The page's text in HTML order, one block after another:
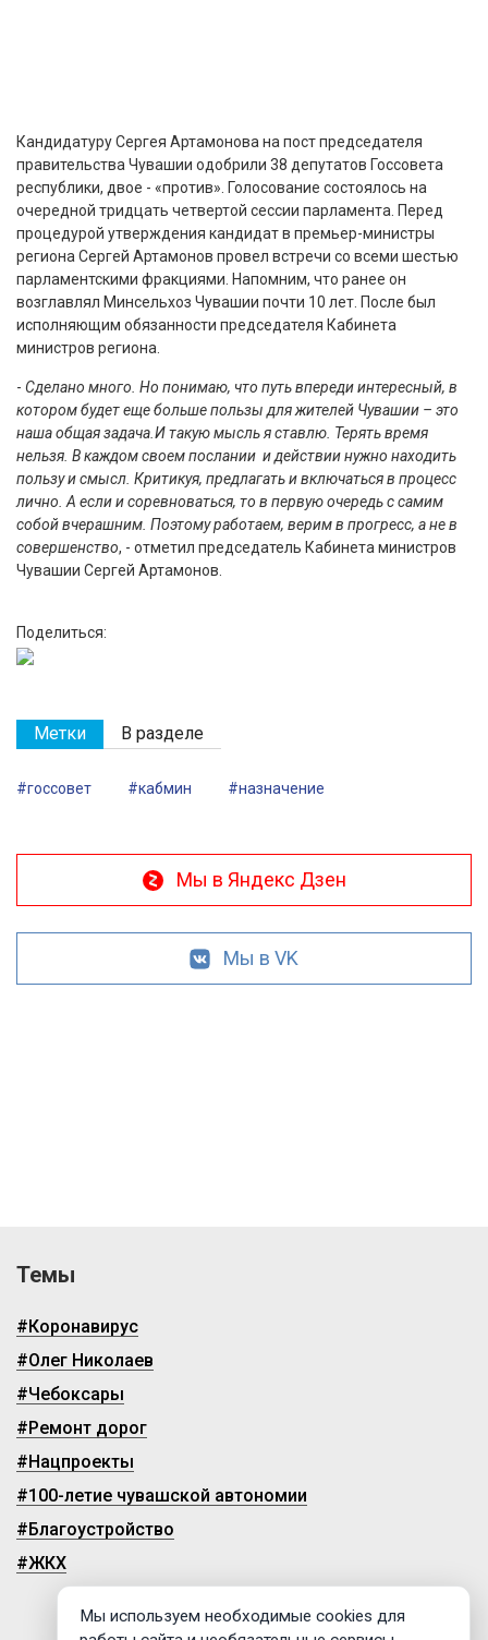
Кандидатуру Сергея Артамонова на пост председателя
правительства Чувашии одобрили 38 депутатов Госсовета
республики, двое - «против». Голосование состоялось на
очередной тридцать четвертой сессии парламента. Перед
процедурой утверждения кандидат в премьер-министры
региона Сергей Артамонов провел встречи со всеми шестью
парламентскими фракциями. Напомним, что ранее он
возглавлял Минсельхоз Чувашии почти 10 лет. После был
исполняющим обязанности председателя Кабинета
министров региона.
- Сделано много. Но понимаю, что путь впереди интересный, в
котором будет еще больше пользы для жителей Чувашии – это
наша общая задача.И такую мысль я ставлю. Терять время
нельзя. В каждом своем послании и действии нужно находить
пользу и смысл. Критикуя, предлагать и включаться в процесс
лично. А если и соревноваться, то в первую очередь с самим
собой вчерашним. Поэтому работаем, верим в прогресс, а не в
совершенство, - отметил председатель Кабинета министров
Чувашии Сергей Артамонов.
Поделиться:
Метки В разделе
#госсовет #кабмин #назначение
Мы в Яндекс Дзен
Мы в VK
Темы
#Коронавирус
#Олег Николаев
#Чебоксары
#Ремонт дорог
#Нацпроекты
#100-летие чувашской автономии
#Благоустройство
#ЖКХ
Мы используем необходимые cookies для